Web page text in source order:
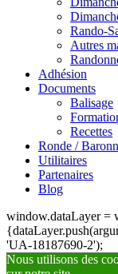
Rando-
Autres
Adhésion
Documents
Balisage
Recettes
Ronde /
Utilitaires
Partenaires
Blog
window.dataLayer =
'UA-18187690-2');
Nous utilisons des